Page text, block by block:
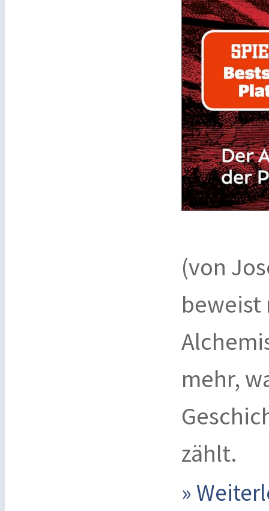
(von
beweist
mehr,
zählt.
»